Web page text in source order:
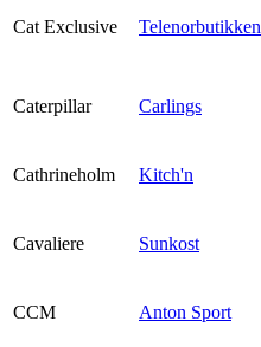
Cat Exclusive Telenorbutikken
Caterpillar Carlings
Cathrineholm Kitch'n
Cavaliere Sunkost
CCM Anton Sport